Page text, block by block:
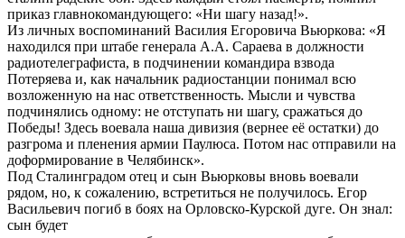
приказ главнокомандующего: «Ни шагу назад!».
Из личных воспоминаний Василия Егоровича Вьюркова: «Я
находился при штабе генерала А.А. Сараева в должности
радиотелеграфиста, в подчинении командира взвода
Потеряева и, как начальник радиостанции понимал всю
возложенную на нас ответственность. Мысли и чувства
подчинялись одному: не отступать ни шагу, сражаться до
Победы! Здесь воевала наша дивизия (вернее её остатки) до
разгрома и пленения армии Паулюса. Потом нас отправили на
доформирование в Челябинск».
Под Сталинградом отец и сын Вьюрковы вновь воевали
рядом, но, к сожалению, встретиться не получилось. Егор
Васильевич погиб в боях на Орловско-Курской дуге. Он знал:
сын будет